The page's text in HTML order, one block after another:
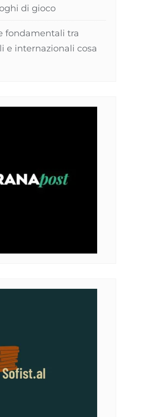
di gioco
fondamentali tra
e internazionali cosa